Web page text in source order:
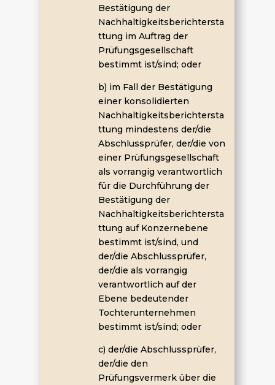
Bestätigung der
Nachhaltigkeitsberichtersta
ttung im Auftrag der
Prüfungsgesellschaft
bestimmt ist/sind; oder
b) im Fall der Bestätigung
einer konsolidierten
Nachhaltigkeitsberichtersta
ttung mindestens der/die
Abschlussprüfer, der/die von
einer Prüfungsgesellschaft
als vorrangig verantwortlich
für die Durchführung der
Bestätigung der
Nachhaltigkeitsberichtersta
ttung auf Konzernebene
bestimmt ist/sind, und
der/die Abschlussprüfer,
der/die als vorrangig
verantwortlich auf der
Ebene bedeutender
Tochterunternehmen
bestimmt ist/sind; oder
c) der/die Abschlussprüfer,
der/die den
Prüfungsvermerk über die